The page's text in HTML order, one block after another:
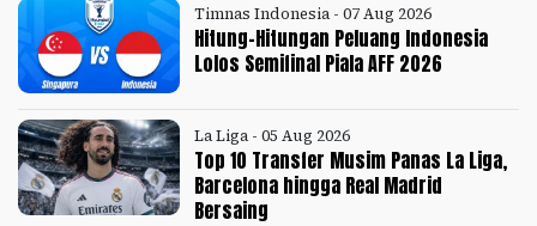
Timnas Indonesia - 07 Aug 2026
Hitung-Hitungan Peluang Indonesia
Lolos Semifinal Piala AFF 2026
La Liga - 05 Aug 2026
Top 10 Transfer Musim Panas La Liga,
Barcelona hingga Real Madrid
Bersaing